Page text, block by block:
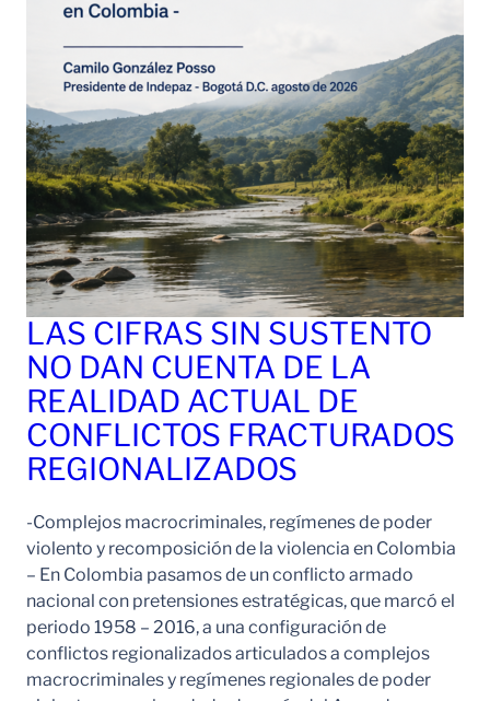
LAS CIFRAS SIN SUSTENTO
NO DAN CUENTA DE LA
REALIDAD ACTUAL DE
CONFLICTOS FRACTURADOS
REGIONALIZADOS
-Complejos macrocriminales, regímenes de poder
violento y recomposición de la violencia en Colombia
– En Colombia pasamos de un conflicto armado
nacional con pretensiones estratégicas, que marcó el
periodo 1958 – 2016, a una configuración de
conflictos regionalizados articulados a complejos
macrocriminales y regímenes regionales de poder